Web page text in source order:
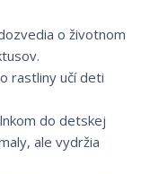
o životnom
rastliny učí deti
do detskej
ale vydržia